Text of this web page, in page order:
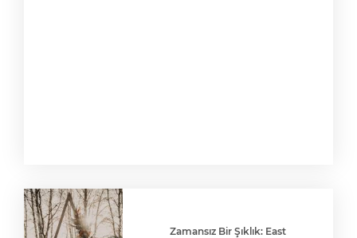
Zamansız Bir Şıklık: East